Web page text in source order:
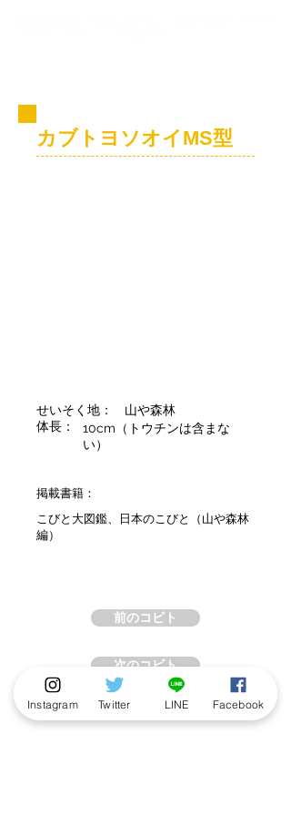
カブトヨソオイMS型
せいそく地：
山や森林
体長：
10cm（トウチンは含まな
い）
掲載書籍：
こびと大図鑑、日本のこびと（山や森林
編）
前のコビト
次のコビト
Instagram Twitter LINE Facebook